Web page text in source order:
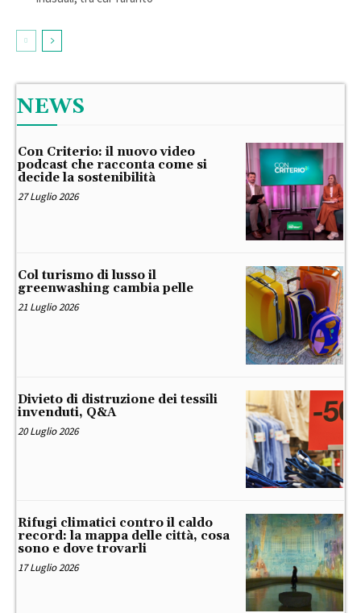
NEWS
Con Criterio: il nuovo video
podcast che racconta come si
decide la sostenibilità
27 Luglio 2026
Col turismo di lusso il
greenwashing cambia pelle
21 Luglio 2026
Divieto di distruzione dei tessili
invenduti, Q&A
20 Luglio 2026
Rifugi climatici contro il caldo
record: la mappa delle città, cosa
sono e dove trovarli
17 Luglio 2026